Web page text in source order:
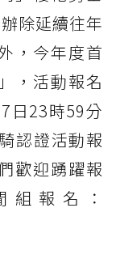
除延續往年
，今年度首
，活動報名
日23時59分
認證活動報
歡迎踴躍報
報名：